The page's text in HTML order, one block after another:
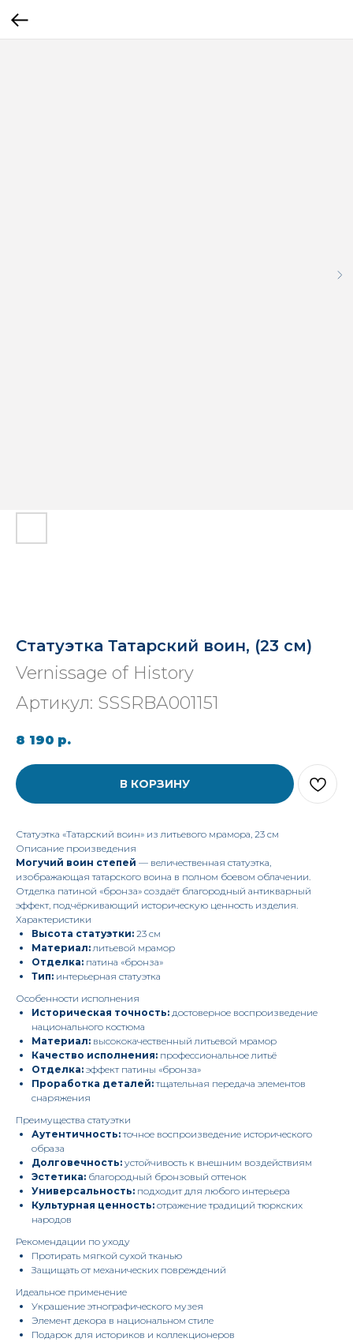
Статуэтка Татарский воин, (23 см)
Vernissage of History
Артикул: SSSRBA001151
8 190 р.
В КОРЗИНУ
Статуэтка «Татарский воин» из литьевого мрамора, 23 см
Описание произведения
Могучий воин степей — величественная статуэтка,
изображающая татарского воина в полном боевом облачении.
Отделка патиной «бронза» создаёт благородный антикварный
эффект, подчёркивающий историческую ценность изделия.
Характеристики
Высота статуэтки: 23 см
Материал:литьевой мрамор
Отделка: патина «бронза»
Тип: интерьерная статуэтка
Особенности исполнения
Историческая точность: достоверное воспроизведение
национального костюма
Материал: высококачественный литьевой мрамор
Качество исполнения: профессиональное литьё
Отделка: эффект патины «бронза»
Проработка деталей:тщательная передача элементов
снаряжения
Преимущества статуэтки
Аутентичность:точное воспроизведение исторического
образа
Долговечность: устойчивость к внешним воздействиям
Эстетика: благородный бронзовый оттенок
Универсальность: подходит для любого интерьера
Культурная ценность: отражение традиций тюркских
народов
Рекомендации по уходу
Протирать мягкой сухой тканью
Защищать от механических повреждений
Идеальное применение
Украшение этнографического музея
Элемент декора в национальном стиле
Подарок для историков и коллекционеров